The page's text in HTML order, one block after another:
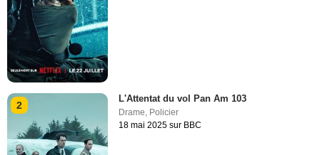
2
L'Attentat du vol Pan Am 103
Drame, Policier
18 mai 2025 sur BBC